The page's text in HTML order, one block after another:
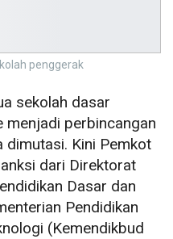
penggerak
sekolah dasar
menjadi perbincangan
dimutasi. Kini Pemkot
dari Direktorat
Dasar dan
Pendidikan
(Kemendikbud